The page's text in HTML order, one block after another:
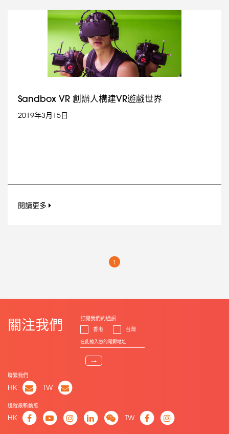
Sandbox VR 創辦人構建VR遊戲世界
2019年3月15日
閱讀更多
1
關注我們
訂閱我們的通訊
香港
台灣
⇀
聯繫我們
HK TW
追蹤最新動態
HK TW